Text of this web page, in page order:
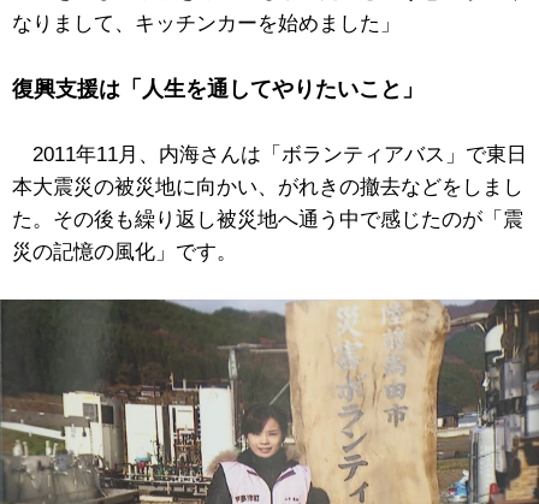
なりまして、キッチンカーを始めました」
復興支援は「人生を通してやりたいこと」
2011年11月、内海さんは「ボランティアバス」で東日
本大震災の被災地に向かい、がれきの撤去などをしまし
た。その後も繰り返し被災地へ通う中で感じたのが「震
災の記憶の風化」です。